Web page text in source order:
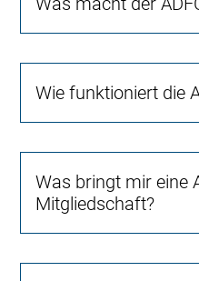
Wie funktioniert die
Was bringt mir eine
Mitgliedschaft?